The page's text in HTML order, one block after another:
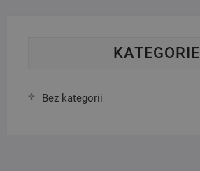
KATEGORIE
Bez kategorii